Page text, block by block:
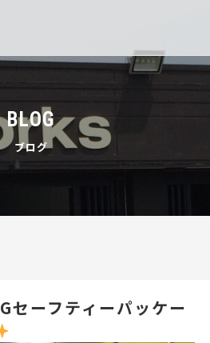
BLOG
ブログ
Gセーフティーパッケー